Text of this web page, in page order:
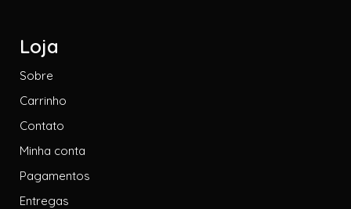
Loja
Sobre
Carrinho
Contato
Minha conta
Pagamentos
Entregas